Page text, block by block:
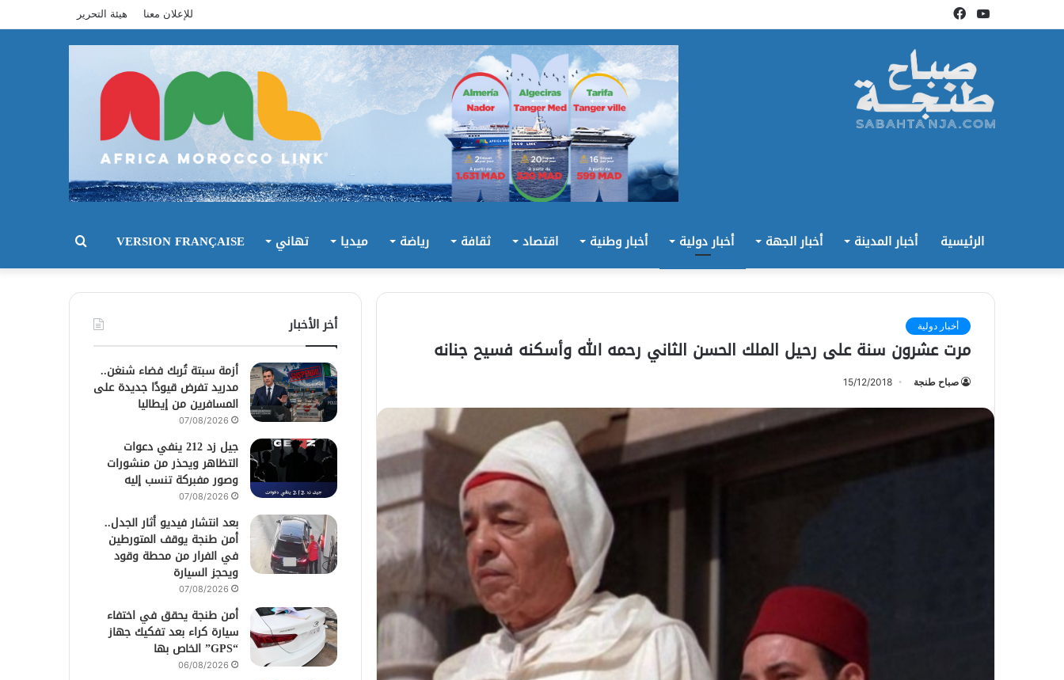
فيسبوكيوتيوب للإعلان معنا هيئة التحرير
الرئيسية أخبار المدينة أخبار الجهة أخبار دولية أخبار وطنية اقتصاد ثقافة رياضة ميديا تهاني VERSION FRANÇAISE بحث
أخبار دولية
مرت عشرون سنة على رحيل الملك الحسن الثاني رحمه الله وأسكنه فسيح جنانه
صباح طنجة 15/12/2018
أخر الأخبار
أزمة سبتة تُربك فضاء شنغن..
مدريد تفرض قيودًا جديدة على
المسافرين من إيطاليا
07/08/2026
جيل زد 212 ينفي دعوات
التظاهر ويحذر من منشورات
وصور مفبركة تنسب إليه
07/08/2026
بعد انتشار فيديو أثار الجدل..
أمن طنجة يوقف المتورطين
في الفرار من محطة وقود
ويحجز السيارة
07/08/2026
أمن طنجة يحقق في اختفاء
سيارة كراء بعد تفكيك جهاز
“GPS” الخاص بها
06/08/2026